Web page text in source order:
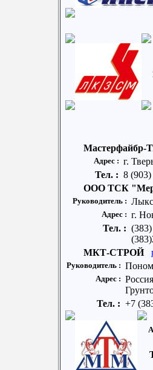
Мастерфайбр-
Адрес : г.
Тел. : 8
ООО ТСК
Руководитель :
Адрес : г.
Тел. :
МКТ-СТРОЙ
Руководитель :
Адрес :
Тел. : +7